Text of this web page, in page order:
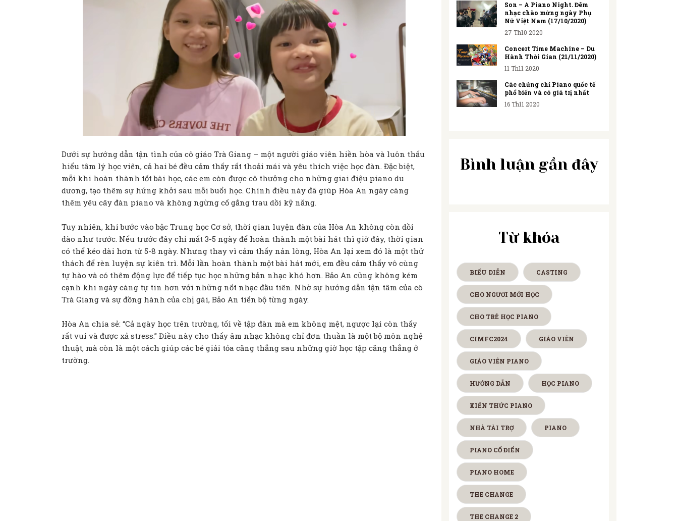
Dưới sự hướng dẫn tận tình của cô giáo Trà Giang – một người giáo viên hiền hòa và luôn thấu
hiểu tâm lý học viên, cả hai bé đều cảm thấy rất thoải mái và yêu thích việc học đàn. Đặc biệt,
mỗi khi hoàn thành tốt bài học, các em còn được cô thưởng cho những giai điệu piano du
dương, tạo thêm sự hứng khởi sau mỗi buổi học. Chính điều này đã giúp Hòa An ngày càng
thêm yêu cây đàn piano và không ngừng cố gắng trau dồi kỹ năng.
Tuy nhiên, khi bước vào bậc Trung học Cơ sở, thời gian luyện đàn của Hòa An không còn dồi
dào như trước. Nếu trước đây chỉ mất 3-5 ngày để hoàn thành một bài hát thì giờ đây, thời gian
có thể kéo dài hơn từ 5-8 ngày. Nhưng thay vì cảm thấy nản lòng, Hòa An lại xem đó là một thử
thách để rèn luyện sự kiên trì. Mỗi lần hoàn thành một bài hát mới, em đều cảm thấy vô cùng
tự hào và có thêm động lực để tiếp tục học những bản nhạc khó hơn. Bảo An cũng không kém
cạnh khi ngày càng tự tin hơn với những nốt nhạc đầu tiên. Nhờ sự hướng dẫn tận tâm của cô
Trà Giang và sự đồng hành của chị gái, Bảo An tiến bộ từng ngày.
Hòa An chia sẻ: “Cả ngày học trên trường, tối về tập đàn mà em không mệt, ngược lại còn thấy
rất vui và được xả stress.” Điều này cho thấy âm nhạc không chỉ đơn thuần là một bộ môn nghệ
thuật, mà còn là một cách giúp các bé giải tỏa căng thẳng sau những giờ học tập căng thẳng ở
trường.
Son – A Piano Night. Đêm
nhạc chào mừng ngày Phụ
Nữ Việt Nam (17/10/2020)
27 Th10 2020
Concert Time Machine – Du
Hành Thời Gian (21/11/2020)
11 Th11 2020
Các chứng chỉ Piano quốc tế
phổ biến và có giá trị nhất
16 Th11 2020
Bình luận gần đây
Từ khóa
BIỂU DIỄN CASTING
CHO NGƯƠI MỚI HỌC
CHO TRẺ HỌC PIANO
CIMFC2024 GIÁO VIÊN
GIÁO VIÊN PIANO
HƯỚNG DẪN HỌC PIANO
KIẾN THỨC PIANO
NHÀ TÀI TRỢ PIANO
PIANO CỔ ĐIỂN
PIANO HOME
THE CHANGE
THE CHANGE 2